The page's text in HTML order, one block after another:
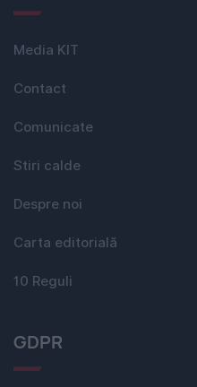
Media KIT
Contact
Comunicate
Stiri calde
Despre noi
Carta editorială
10 Reguli
GDPR